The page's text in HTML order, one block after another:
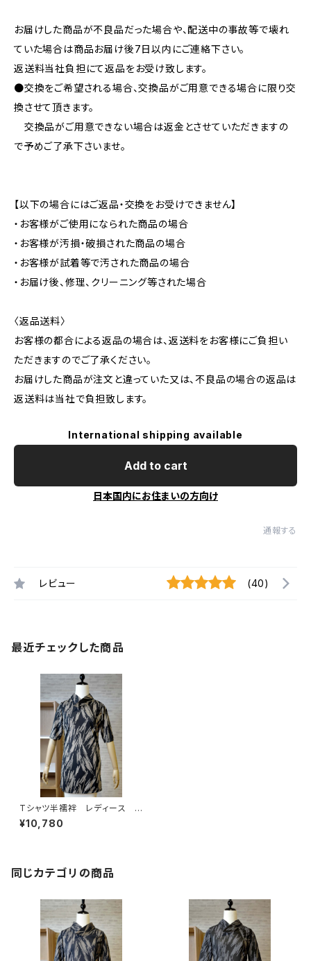
お届けした商品が不良品だった場合や、配送中の事故等で壊れ
ていた場合は商品お届け後7日以内にご連絡下さい。
返送料当社負担にて返品をお受け致します。
●交換をご希望される場合、交換品がご用意できる場合に限り交
換させて頂きます。
交換品がご用意できない場合は返金とさせていただきますの
で予めご了承下さいませ。
【以下の場合にはご返品・交換をお受けできません】
・お客様がご使用になられた商品の場合
・お客様が汚損・破損された商品の場合
・お客様が試着等で汚された商品の場合
・お届け後、修理、クリーニング等された場合
〈返品送料〉
お客様の都合による返品の場合は、返送料をお客様にご負担い
ただきますのでご了承ください。
お届けした商品が注文と違っていた又は、不良品の場合の返品は
返送料は当社で負担致します。
International shipping available
Add to cart
日本国内にお住まいの方向け
通報する
レビュー (40)
最近チェックした商品
Tシャツ半襦袢 レディース
ペイント柄 カーキ
¥10,780
同じカテゴリの商品